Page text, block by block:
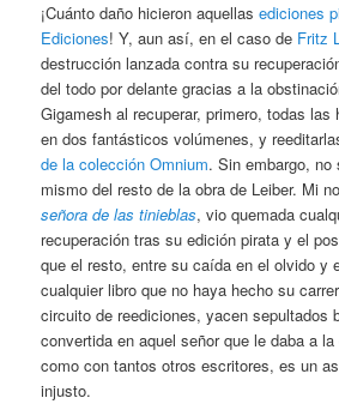
¡Cuánto daño hicieron aquellasediciones
Ediciones! Y, aun así, en el caso de Fritz
destrucción lanzada contra su
del todo por delante gracias a la
Gigamesh al recuperar, primero, todas las
en dos fantásticos volúmenes, y
de la colección Omnium. Sin embargo, no
mismo del resto de la obra de Leiber. Mi
señora de las tinieblas, vio quemada
recuperación tras su edición pirata y el
que el resto, entre su caída en el olvido y
cualquier libro que no haya hecho su
circuito de reediciones, yacen sepultados
convertida en aquel señor que le daba a
como con tantos otros escritores, es un
injusto.